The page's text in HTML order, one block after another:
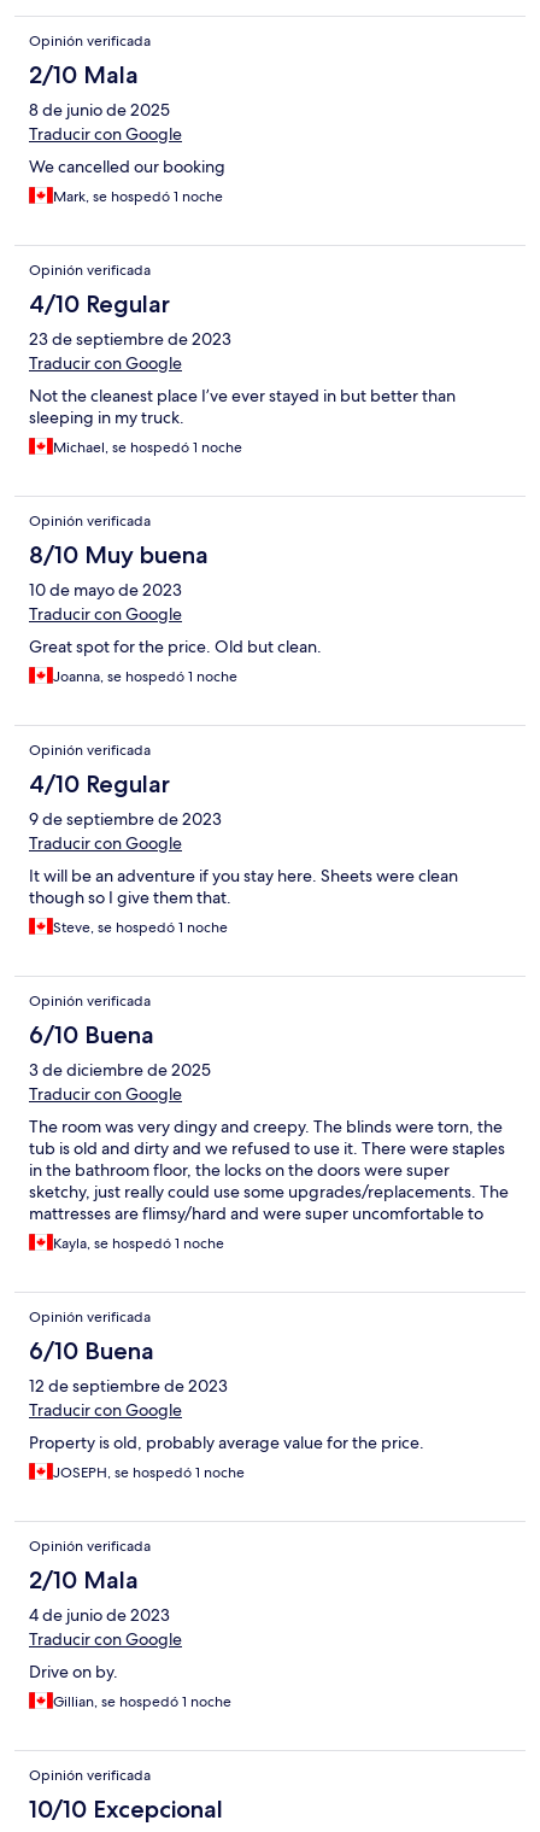
Opinión verificada
2/10 Mala
8 de junio de 2025
Traducir con Google
We cancelled our booking
Mark, se hospedó 1 noche
Opinión verificada
4/10 Regular
23 de septiembre de 2023
Traducir con Google
Not the cleanest place I’ve ever stayed in but better than
sleeping in my truck.
Michael, se hospedó 1 noche
Opinión verificada
8/10 Muy buena
10 de mayo de 2023
Traducir con Google
Great spot for the price. Old but clean.
Joanna, se hospedó 1 noche
Opinión verificada
4/10 Regular
9 de septiembre de 2023
Traducir con Google
It will be an adventure if you stay here. Sheets were clean
though so I give them that.
Steve, se hospedó 1 noche
Opinión verificada
6/10 Buena
3 de diciembre de 2025
Traducir con Google
The room was very dingy and creepy. The blinds were torn, the
tub is old and dirty and we refused to use it. There were staples
in the bathroom floor, the locks on the doors were super
sketchy, just really could use some upgrades/replacements. The
mattresses are flimsy/hard and were super uncomfortable to
sleep on. And considering we paid around $250 for 2 nights, I
find the quality pretty crappy for the price.
Kayla, se hospedó 1 noche
Opinión verificada
6/10 Buena
12 de septiembre de 2023
Traducir con Google
Property is old, probably average value for the price.
JOSEPH, se hospedó 1 noche
Opinión verificada
2/10 Mala
4 de junio de 2023
Traducir con Google
Drive on by.
Gillian, se hospedó 1 noche
Opinión verificada
10/10 Excepcional